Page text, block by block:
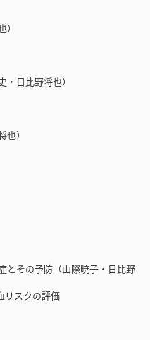
日比野将也）
）
その予防（山際暁子・日比野
リスクの評価